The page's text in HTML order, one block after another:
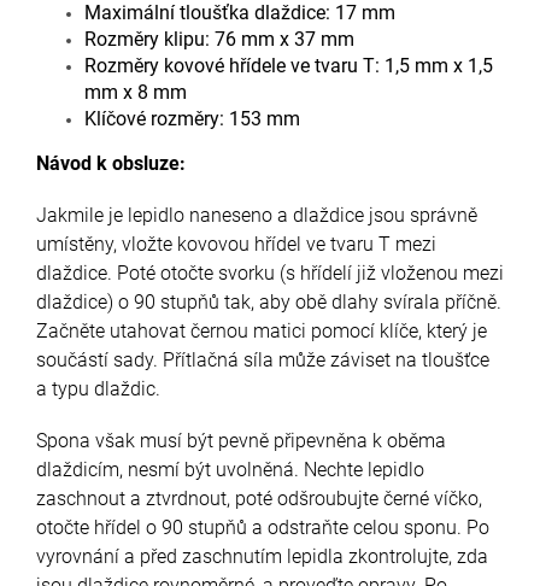
Maximální tloušťka dlaždice: 17 mm
Rozměry klipu: 76 mm x 37 mm
Rozměry kovové hřídele ve tvaru T: 1,5 mm x 1,5
mm x 8 mm
Klíčové rozměry: 153 mm
Návod k obsluze:
Jakmile je lepidlo naneseno a dlaždice jsou správně
umístěny, vložte kovovou hřídel ve tvaru T mezi
dlaždice. Poté otočte svorku (s hřídelí již vloženou mezi
dlaždice) o 90 stupňů tak, aby obě dlahy svírala příčně.
Začněte utahovat černou matici pomocí klíče, který je
součástí sady. Přítlačná síla může záviset na tloušťce
a typu dlaždic.
Spona však musí být pevně připevněna k oběma
dlaždicím, nesmí být uvolněná. Nechte lepidlo
zaschnout a ztvrdnout, poté odšroubujte černé víčko,
otočte hřídel o 90 stupňů a odstraňte celou sponu. Po
vyrovnání a před zaschnutím lepidla zkontrolujte, zda